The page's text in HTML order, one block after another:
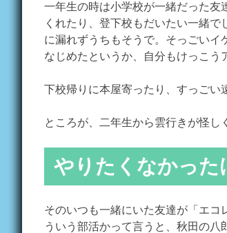
一年生の時は小学校が一緒だった友
くれたり、登下校もだいたい一緒
に漏れずうちもそうで。そっごいイ
なじめたというか、自分もけっこう
下校帰りに本屋寄ったり、すっご
ところが、二年生から雲行きが怪し
やりたくなかった
そのいつも一緒にいた友達が「エ
ういう部活かって言うと、秋田の